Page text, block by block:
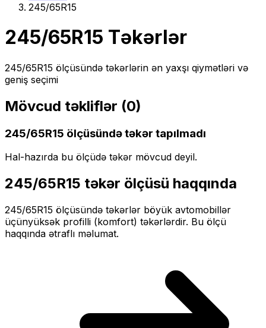
245/65R15
245/65R15 Təkərlər
245/65R15 ölçüsündə təkərlərin ən yaxşı qiymətləri və
geniş seçimi
Mövcud təkliflər (0)
245/65R15 ölçüsündə təkər tapılmadı
Hal-hazırda bu ölçüdə təkər mövcud deyil.
245/65R15 təkər ölçüsü haqqında
245/65R15 ölçüsündə təkərlər böyük avtomobillər
üçünyüksək profilli (komfort) təkərlərdir. Bu ölçü
haqqında ətraflı məlumat.